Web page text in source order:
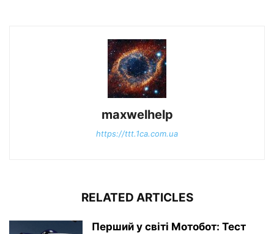
maxwelhelp
https://ttt.1ca.com.ua
RELATED ARTICLES
Перший у світі Мотобот: Тест